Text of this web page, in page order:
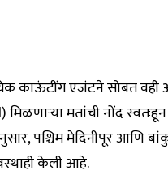
काऊंटींग एजंटने सोबत
मतांची नोंद
पश्चिम मेदिनीपूर आणि
केली आहे.